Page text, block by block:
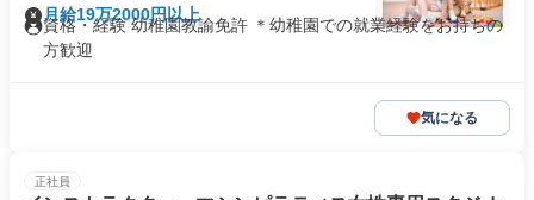
月給19万2000円以上
資格・経験 幼稚園教諭免許 ＊幼稚園での就業経験をお持ちの
方歓迎
気になる
正社員